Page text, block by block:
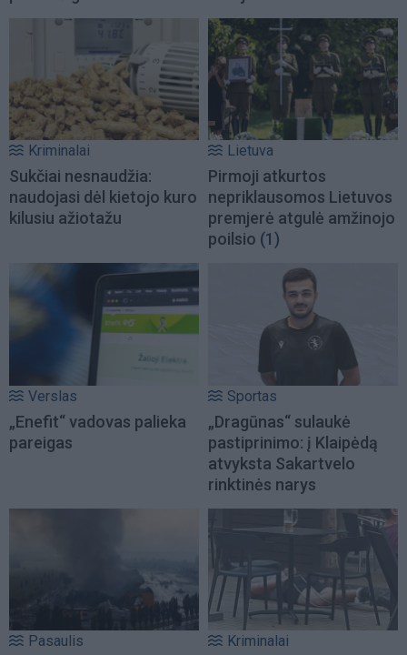
Kriminalai
Sukčiai nesnaudžia:
naudojasi dėl kietojo kuro
kilusiu ažiotažu
Lietuva
Pirmoji atkurtos
nepriklausomos Lietuvos
premjerė atgulė amžinojo
poilsio (1)
Verslas
„Enefit“ vadovas palieka
pareigas
Sportas
„Dragūnas“ sulaukė
pastiprinimo: į Klaipėdą
atvyksta Sakartvelo
rinktinės narys
Pasaulis Kriminalai